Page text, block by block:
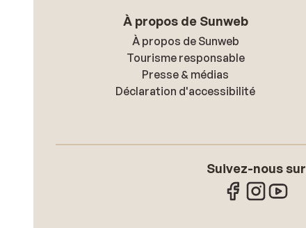
À propos de Sunweb
À propos de Sunweb
Tourisme responsable
Presse & médias
Déclaration d'accessibilité
Suivez-nous sur